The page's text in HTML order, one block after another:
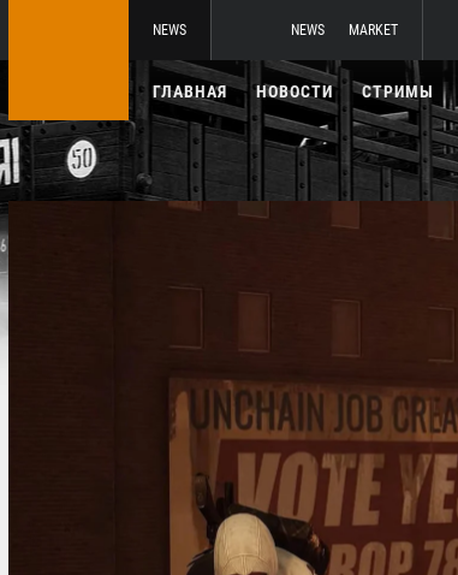
NEWS NEWS MARKET
ГЛАВНАЯ НОВОСТИ СТРИМЫ